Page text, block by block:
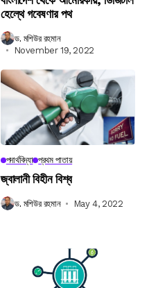
হেল্থে গবেষণার পথ
ড. মশিউর রহমান
November 19, 2022
পদার্থবিদ্যা প্রথম পাতায়
জ্বালানী বিহীন বিশ্ব
ড. মশিউর রহমান May 4, 2022